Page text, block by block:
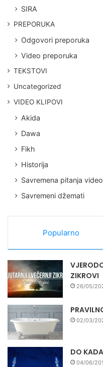
SIRA
PREPORUKA
Odgovori preporuka
Video preporuka
TEKSTOVI
Uncategorized
VIDEO KLIPOVI
Akida
Dawa
Fikh
Historija
Savremena pitanja video
Savremeni džemati
Popularno
ZIKROVI
26/05/
02/03/
DO
04/06/